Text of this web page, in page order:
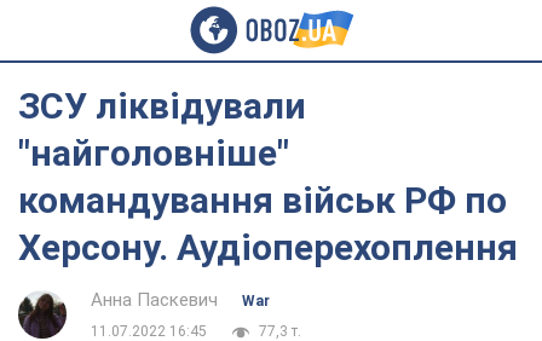
ЗСУ ліквідували
"найголовніше"
командування військ РФ по
Херсону. Аудіоперехоплення
Анна Паскевич
War
11.07.2022 16:45
77,3 т.